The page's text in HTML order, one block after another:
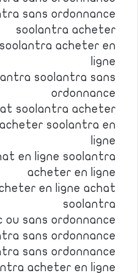
sans ordonnance
soolantra acheter
acheter en
ligne
soolantra sans
ordonnance
soolantra acheter
soolantra en
ligne
en ligne soolantra
acheter en ligne
en ligne achat
soolantra
ou sans ordonnance
sans ordonnance
sans ordonnance
acheter en ligne